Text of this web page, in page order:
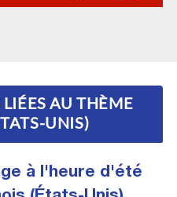
LIÉES AU THÈME
UNIS)
à l'heure d'été